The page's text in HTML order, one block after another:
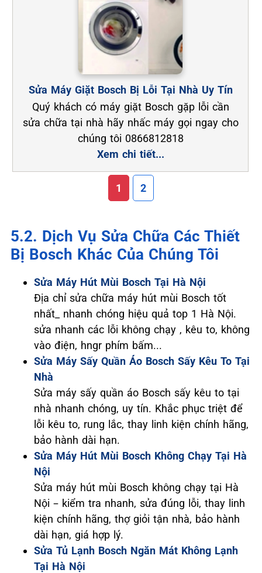
Sửa Máy Giặt Bosch Bị Lỗi Tại Nhà Uy Tín
Quý khách có máy giặt Bosch gặp lỗi cần
sửa chữa tại nhà hãy nhấc máy gọi ngay cho
chúng tôi 0866812818
Xem chi tiết...
1 2
5.2. Dịch Vụ Sửa Chữa Các Thiết
Bị Bosch Khác Của Chúng Tôi
Sửa Máy Hút Mùi Bosch Tại Hà Nội
Địa chỉ sửa chữa máy hút mùi Bosch tốt
nhất_ nhanh chóng hiệu quả top 1 Hà Nội.
sửa nhanh các lỗi không chạy , kêu to, không
vào điện, hngr phím bấm...
Sửa Máy Sấy Quần Áo Bosch Sấy Kêu To Tại
Nhà
Sửa máy sấy quần áo Bosch sấy kêu to tại
nhà nhanh chóng, uy tín. Khắc phục triệt để
lỗi kêu to, rung lắc, thay linh kiện chính hãng,
bảo hành dài hạn.
Sửa Máy Hút Mùi Bosch Không Chạy Tại Hà
Nội
Sửa máy hút mùi Bosch không chạy tại Hà
Nội – kiểm tra nhanh, sửa đúng lỗi, thay linh
kiện chính hãng, thợ giỏi tận nhà, bảo hành
dài hạn, giá hợp lý.
Sửa Tủ Lạnh Bosch Ngăn Mát Không Lạnh
Tại Hà Nội